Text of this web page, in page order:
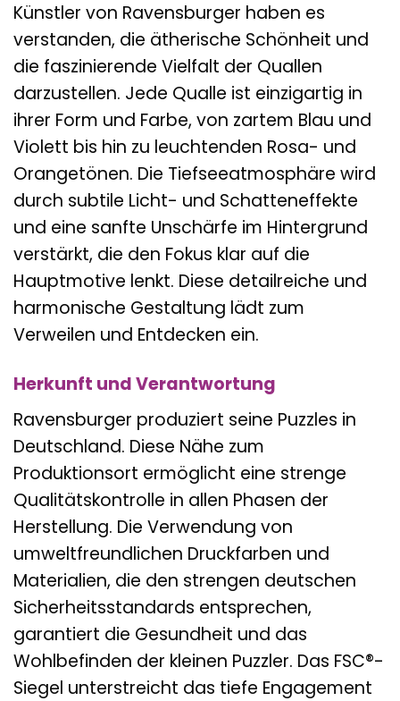
Künstler von Ravensburger haben es
verstanden, die ätherische Schönheit und
die faszinierende Vielfalt der Quallen
darzustellen. Jede Qualle ist einzigartig in
ihrer Form und Farbe, von zartem Blau und
Violett bis hin zu leuchtenden Rosa- und
Orangetönen. Die Tiefseeatmosphäre wird
durch subtile Licht- und Schatteneffekte
und eine sanfte Unschärfe im Hintergrund
verstärkt, die den Fokus klar auf die
Hauptmotive lenkt. Diese detailreiche und
harmonische Gestaltung lädt zum
Verweilen und Entdecken ein.
Herkunft und Verantwortung
Ravensburger produziert seine Puzzles in
Deutschland. Diese Nähe zum
Produktionsort ermöglicht eine strenge
Qualitätskontrolle in allen Phasen der
Herstellung. Die Verwendung von
umweltfreundlichen Druckfarben und
Materialien, die den strengen deutschen
Sicherheitsstandards entsprechen,
garantiert die Gesundheit und das
Wohlbefinden der kleinen Puzzler. Das FSC®-
Siegel unterstreicht das tiefe Engagement